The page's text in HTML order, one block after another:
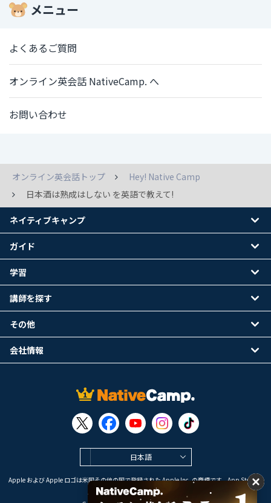
メニュー
よくあるご質問
オンライン英会話 NativeCamp. へ
お問い合わせ
オンライン英会話トップ
Hey! Native Camp
日本酒は熟成はしない を英語で教えて!
日本語
Apple および Apple ロゴは米国その他の国で登録された Apple Inc. の商標です。App Store は
Apple Inc. のサービスマークです。
ネイティブキャンプ
ガイド
学習
講師を探す
その他
会社情報